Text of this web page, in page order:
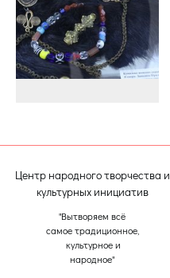
Центр народного творчества и
культурных инициатив
"Вытворяем всё
самое традиционное,
культурное и
народное"